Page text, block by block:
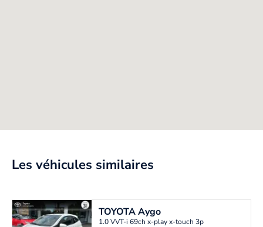
Les véhicules similaires
TOYOTAAygo
1.0 VVT-i 69ch x-play x-touch 3p